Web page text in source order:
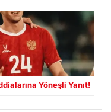
Yöneşli Yanıt!